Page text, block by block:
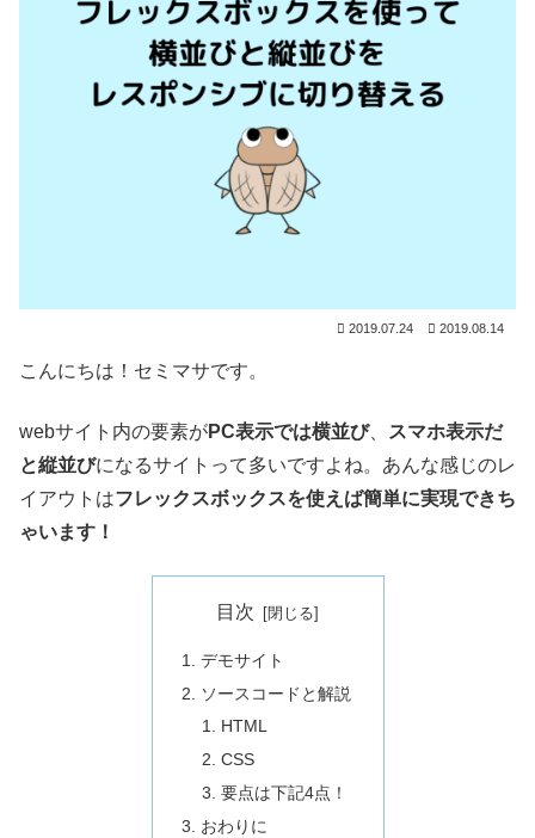
2019.07.24 2019.08.14
こんにちは！セミマサです。
webサイト内の要素がPC表示では横並び、
スマホ表示だ
と縦並びになるサイトって多いですよね。あんな感じのレ
イアウトはフレックスボックスを使えば簡単に実現できち
ゃいます！
目次
デモサイト
ソースコードと解説
HTML
CSS
要点は下記4点！
おわりに